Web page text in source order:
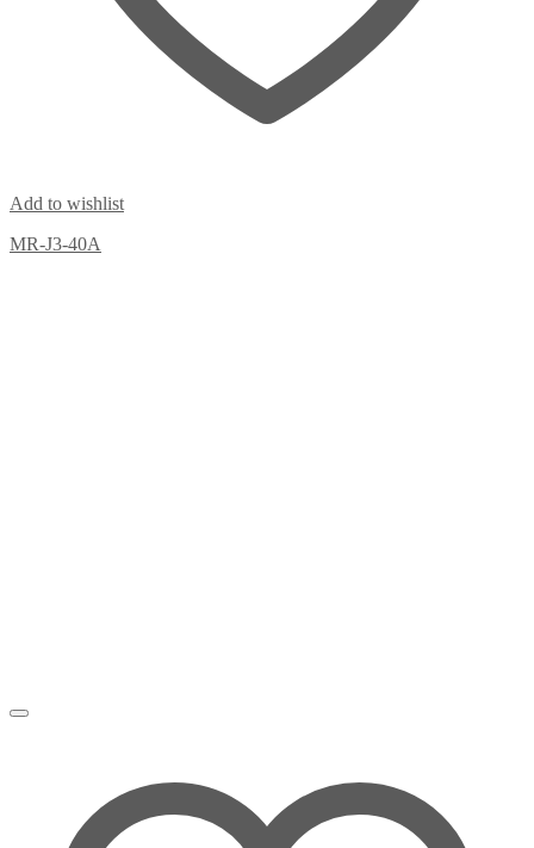
Add to wishlist
MR-J3-40A